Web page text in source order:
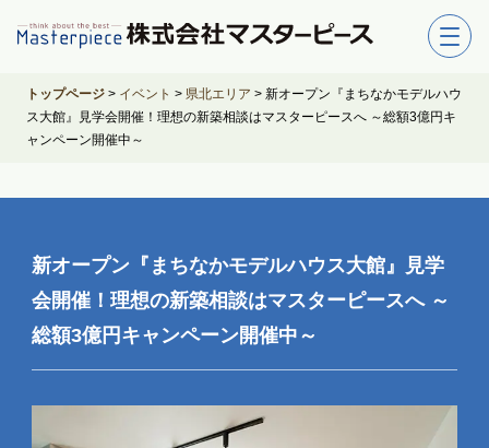
トップページ > イベント > 県北エリア > 新オープン『まちなかモデルハウ
ス大館』見学会開催！理想の新築相談はマスターピースへ ～総額3億円キ
ャンペーン開催中～
新オープン『まちなかモデルハウス大館』見学
会開催！理想の新築相談はマスターピースへ ～
総額3億円キャンペーン開催中～